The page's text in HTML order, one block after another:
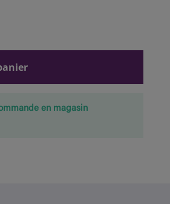
en magasin